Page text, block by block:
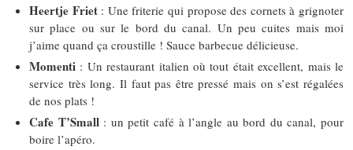
Heertje Friet: Une friterie qui propose des cornets à grignoter
sur place ou sur le bord du canal. Un peu cuites mais moi
j’aime quand ça croustille ! Sauce barbecue délicieuse.
Momenti : Un restaurant italien où tout était excellent, mais le
service très long. Il faut pas être pressé mais on s’est régalées
de nos plats !
Cafe T’Small : un petit café à l’angle au bord du canal, pour
boire l’apéro.